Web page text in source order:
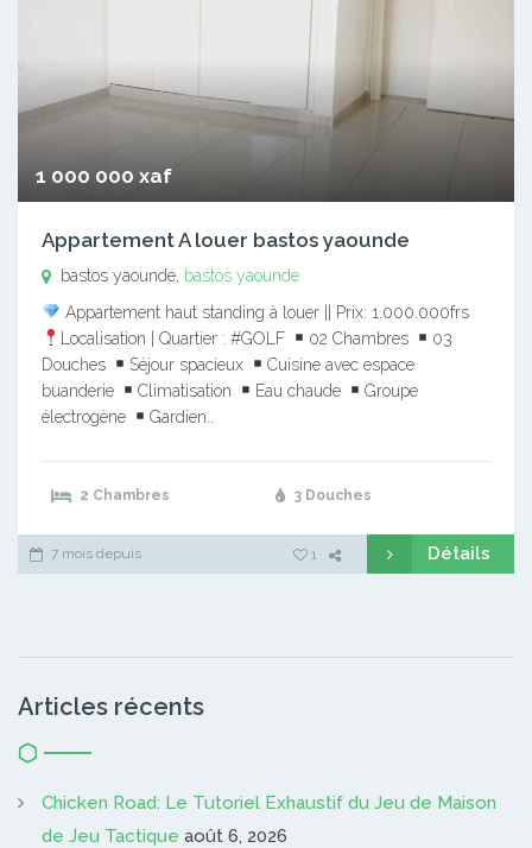
1 000 000 xaf
Appartement A louer bastos yaounde
bastos yaounde, bastos yaounde
Appartement haut standing à louer || Prix: 1.000.000frs
Localisation | Quartier : #GOLF
02 Chambres
03
Douches
Séjour spacieux
Cuisine avec espace
buanderie
Climatisation Eau chaude
Groupe
électrogène
Gardien…
2 Chambres 3 Douches
7 mois depuis 1 Détails
Articles récents
Chicken Road: Le Tutoriel Exhaustif du Jeu de Maison
de Jeu Tactique août 6, 2026